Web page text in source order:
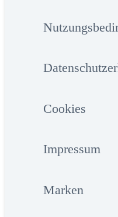
Cookies
Impressum
Marken